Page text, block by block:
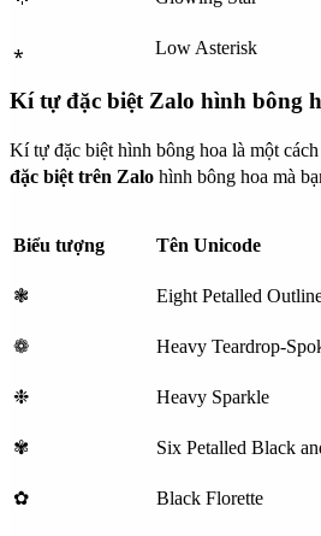
⁎ Low Asterisk
Kí tự đặc biệt Zalo hình bông
Kí tự đặc biệt hình bông hoa là một
đặc biệt trên Zalo hình bông hoa mà
Biểu tượng Tên Unicode
❃ Eight Petalled
❁ Heavy Teardrop-
❉ Heavy Sparkle
✾ Six Petalled Black
✿ Black Florette